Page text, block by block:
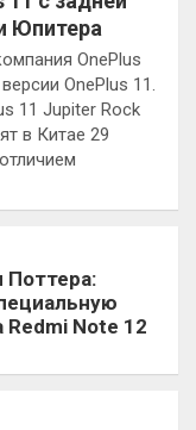
Юпитера
OnePlus
OnePlus 11.
11 Jupiter Rock
в Китае 29
Поттера:
Note 12